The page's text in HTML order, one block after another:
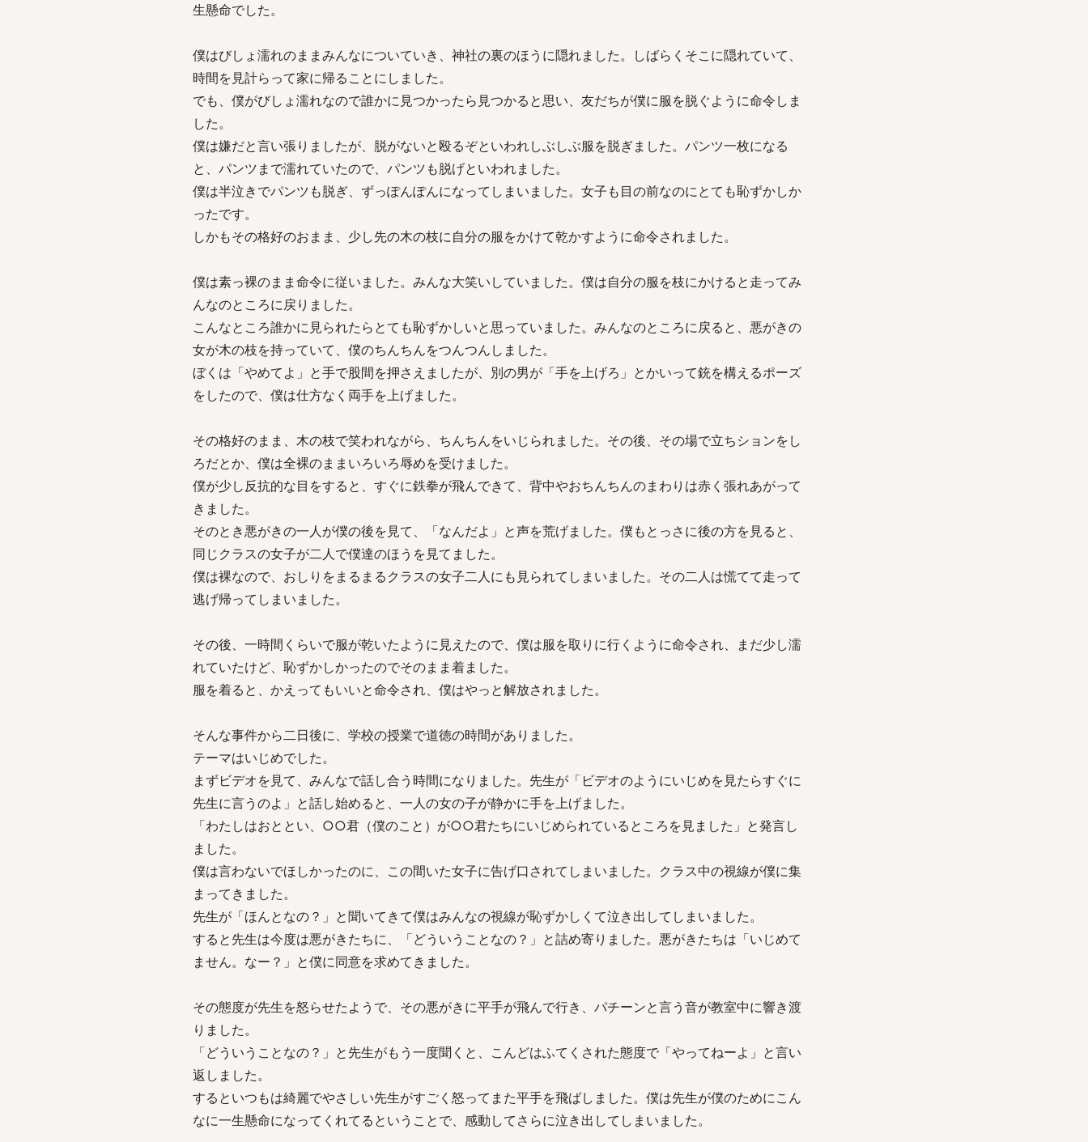
生懸命でした。
僕はびしょ濡れのままみんなについていき、神社の裏のほうに隠れました。しばらくそこに隠れていて、
時間を見計らって家に帰ることにしました。
でも、僕がびしょ濡れなので誰かに見つかったら見つかると思い、友だちが僕に服を脱ぐように命令しま
した。
僕は嫌だと言い張りましたが、脱がないと殴るぞといわれしぶしぶ服を脱ぎました。パンツ一枚になる
と、パンツまで濡れていたので、パンツも脱げといわれました。
僕は半泣きでパンツも脱ぎ、ずっぽんぽんになってしまいました。女子も目の前なのにとても恥ずかしか
ったです。
しかもその格好のおまま、少し先の木の枝に自分の服をかけて乾かすように命令されました。
僕は素っ裸のまま命令に従いました。みんな大笑いしていました。僕は自分の服を枝にかけると走ってみ
んなのところに戻りました。
こんなところ誰かに見られたらとても恥ずかしいと思っていました。みんなのところに戻ると、悪がきの
女が木の枝を持っていて、僕のちんちんをつんつんしました。
ぼくは「やめてよ」と手で股間を押さえましたが、別の男が「手を上げろ」とかいって銃を構えるポーズ
をしたので、僕は仕方なく両手を上げました。
その格好のまま、木の枝で笑われながら、ちんちんをいじられました。その後、その場で立ちションをし
ろだとか、僕は全裸のままいろいろ辱めを受けました。
僕が少し反抗的な目をすると、すぐに鉄拳が飛んできて、背中やおちんちんのまわりは赤く張れあがって
きました。
そのとき悪がきの一人が僕の後を見て、「なんだよ」と声を荒げました。僕もとっさに後の方を見ると、
同じクラスの女子が二人で僕達のほうを見てました。
僕は裸なので、おしりをまるまるクラスの女子二人にも見られてしまいました。その二人は慌てて走って
逃げ帰ってしまいました。
その後、一時間くらいで服が乾いたように見えたので、僕は服を取りに行くように命令され、まだ少し濡
れていたけど、恥ずかしかったのでそのまま着ました。
服を着ると、かえってもいいと命令され、僕はやっと解放されました。
そんな事件から二日後に、学校の授業で道徳の時間がありました。
テーマはいじめでした。
まずビデオを見て、みんなで話し合う時間になりました。先生が「ビデオのようにいじめを見たらすぐに
先生に言うのよ」と話し始めると、一人の女の子が静かに手を上げました。
「わたしはおととい、○○君（僕のこと）が○○君たちにいじめられているところを見ました」と発言し
ました。
僕は言わないでほしかったのに、この間いた女子に告げ口されてしまいました。クラス中の視線が僕に集
まってきました。
先生が「ほんとなの？」と聞いてきて僕はみんなの視線が恥ずかしくて泣き出してしまいました。
すると先生は今度は悪がきたちに、「どういうことなの？」と詰め寄りました。悪がきたちは「いじめて
ません。なー？」と僕に同意を求めてきました。
その態度が先生を怒らせたようで、その悪がきに平手が飛んで行き、パチーンと言う音が教室中に響き渡
りました。
「どういうことなの？」と先生がもう一度聞くと、こんどはふてくされた態度で「やってねーよ」と言い
返しました。
するといつもは綺麗でやさしい先生がすごく怒ってまた平手を飛ばしました。僕は先生が僕のためにこん
なに一生懸命になってくれてるということで、感動してさらに泣き出してしまいました。